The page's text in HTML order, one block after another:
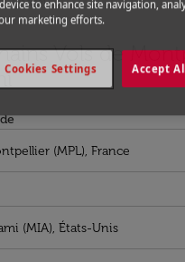
Vols de
tarif trouvé pour les
to enhance site navigation,
marketing efforts.
Accept
Cookies Settings